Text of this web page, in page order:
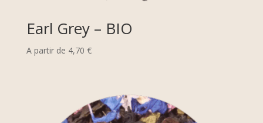
Earl Grey – BIO
A partir de 4,70 €